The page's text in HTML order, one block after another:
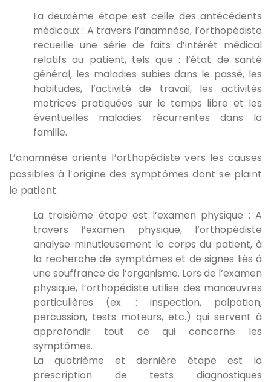
La deuxième étape est celle des antécédents
médicaux : A travers l’anamnèse, l’orthopédiste
recueille une série de faits d’intérêt médical
relatifs au patient, tels que : l’état de santé
général, les maladies subies dans le passé, les
habitudes, l’activité de travail, les activités
motrices pratiquées sur le temps libre et les
éventuelles maladies récurrentes dans la
famille.
L’anamnèse oriente l’orthopédiste vers les causes
possibles à l’origine des symptômes dont se plaint
le patient.
La troisième étape est l’examen physique : A
travers l’examen physique, l’orthopédiste
analyse minutieusement le corps du patient, à
la recherche de symptômes et de signes liés à
une souffrance de l’organisme. Lors de l’examen
physique, l’orthopédiste utilise des manœuvres
particulières (ex. : inspection, palpation,
percussion, tests moteurs, etc.) qui servent à
approfondir tout ce qui concerne les
symptômes.
La quatrième et dernière étape est la
prescription de tests diagnostiques